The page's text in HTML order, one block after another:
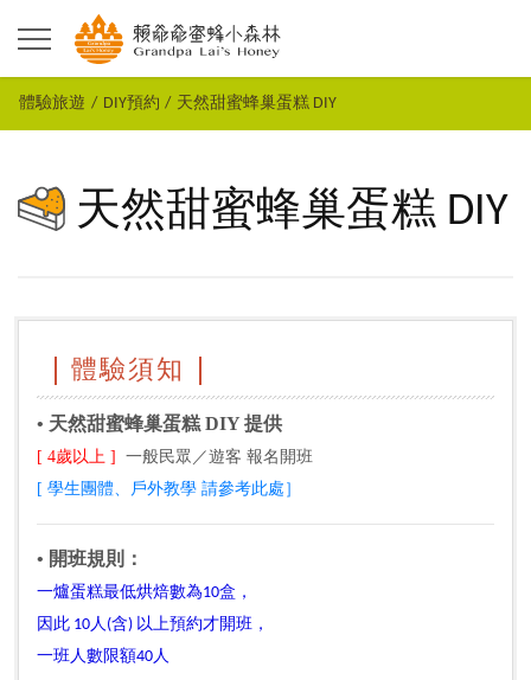
體驗旅遊 DIY預約 天然甜蜜蜂巢蛋糕 DIY
天然甜蜜蜂巢蛋糕 DIY
體驗須知
• 天然甜蜜蜂巢蛋糕 DIY 提供
[ 4歲以上 ]
一般民眾／遊客 報名開班
[ 學生團體、戶外教學 請參考此處］
• 開班規則：
一爐蛋糕最低烘焙數為10盒，
因此 10人(含) 以上預約才開班，
一班人數限額40人